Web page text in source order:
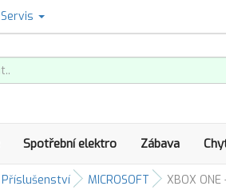
Servis
Spotřební elektro Zábava
Příslušenství MICROSOFT XBOX